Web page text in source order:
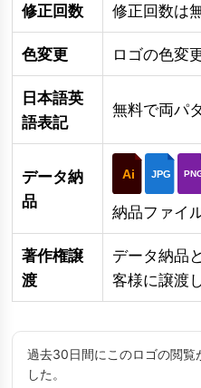
修正回数 修正回数は
色変更 ロゴの色変
日本語英
語表記
無料で両パ
データ納
品
Ai JPG
納品ファイ
著作権譲
渡
データ納品
客様に譲渡
過去30日間にこのロゴの閲覧
した。